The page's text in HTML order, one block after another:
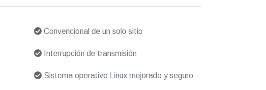
Convencional de un solo sitio
Interrupción de transmisión
Sistema operativo Linux mejorado y seguro